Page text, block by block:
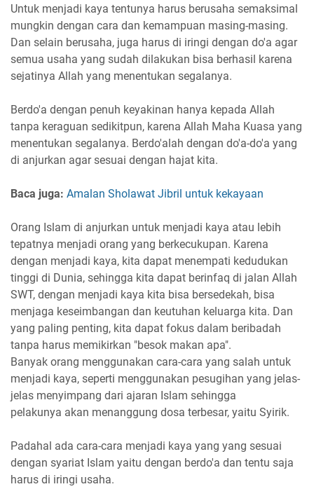
Untuk menjadi kaya tentunya harus berusaha semaksimal
mungkin dengan cara dan kemampuan masing-masing.
Dan selain berusaha, juga harus di iringi dengan do'a agar
semua usaha yang sudah dilakukan bisa berhasil karena
sejatinya Allah yang menentukan segalanya.
Berdo'a dengan penuh keyakinan hanya kepada Allah
tanpa keraguan sedikitpun, karena Allah Maha Kuasa yang
menentukan segalanya. Berdo'alah dengan do'a-do'a yang
di anjurkan agar sesuai dengan hajat kita.
Baca juga: Amalan Sholawat Jibril untuk kekayaan
Orang Islam di anjurkan untuk menjadi kaya atau lebih
tepatnya menjadi orang yang berkecukupan. Karena
dengan menjadi kaya, kita dapat menempati kedudukan
tinggi di Dunia, sehingga kita dapat berinfaq di jalan Allah
SWT, dengan menjadi kaya kita bisa bersedekah, bisa
menjaga keseimbangan dan keutuhan keluarga kita. Dan
yang paling penting, kita dapat fokus dalam beribadah
tanpa harus memikirkan "besok makan apa".
Banyak orang menggunakan cara-cara yang salah untuk
menjadi kaya, seperti menggunakan pesugihan yang jelas-
jelas menyimpang dari ajaran Islam sehingga
pelakunya akan menanggung dosa terbesar, yaitu Syirik.
Padahal ada cara-cara menjadi kaya yang yang sesuai
dengan syariat Islam yaitu dengan berdo'a dan tentu saja
harus di iringi usaha.